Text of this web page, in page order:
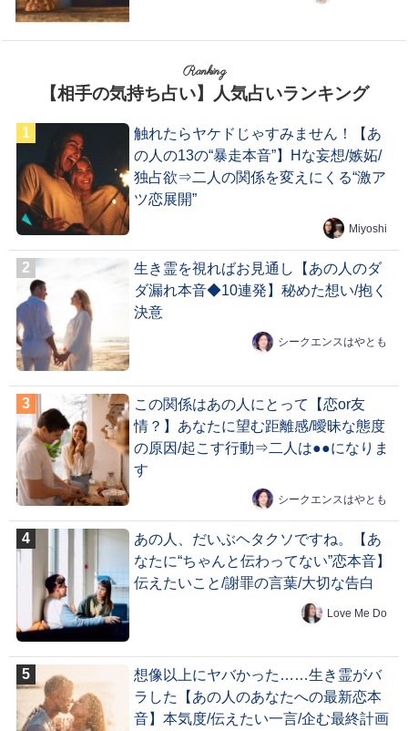
Ranking
【相手の気持ち占い】人気占いランキング
触れたらヤケドじゃすみません！【あ
の人の13の“暴走本音”】Hな妄想/嫉妬/
独占欲⇒二人の関係を変えにくる“激ア
ツ恋展開”
Miyoshi
生き霊を視ればお見通し【あの人のダ
ダ漏れ本音◆10連発】秘めた想い/抱く
決意
シークエンスはやとも
この関係はあの人にとって【恋or友
情？】あなたに望む距離感/曖昧な態度
の原因/起こす行動⇒二人は●●になりま
す
シークエンスはやとも
あの人、だいぶヘタクソですね。【あ
なたに“ちゃんと伝わってない”恋本音】
伝えたいこと/謝罪の言葉/大切な告白
Love Me Do
想像以上にヤバかった……生き霊がバ
ラした【あの人のあなたへの最新恋本
音】本気度/伝えたい一言/企む最終計画